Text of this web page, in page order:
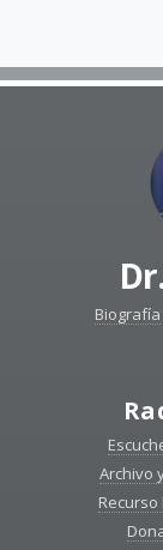
Biografía
Archivo